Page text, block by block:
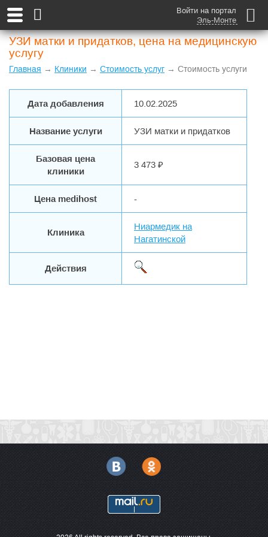
Войти на портал
Эль-Монте
УЗИ матки и придатков, цена на медицинскую
услугу
Главная → Клиники → Стоимость услуг → Стоимость услуги
Дата добавления 10.02.2025
Название услуги УЗИ матки и придатков
Базовая цена
клиники
3 473 ₽
Цена medihost -
Клиника
Ниармедик на
Нагатинской
Действия